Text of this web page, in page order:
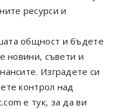
ресурси и
общност и бъдете
новини, съвети и
Изградете си
контрол над
е тук, за да ви